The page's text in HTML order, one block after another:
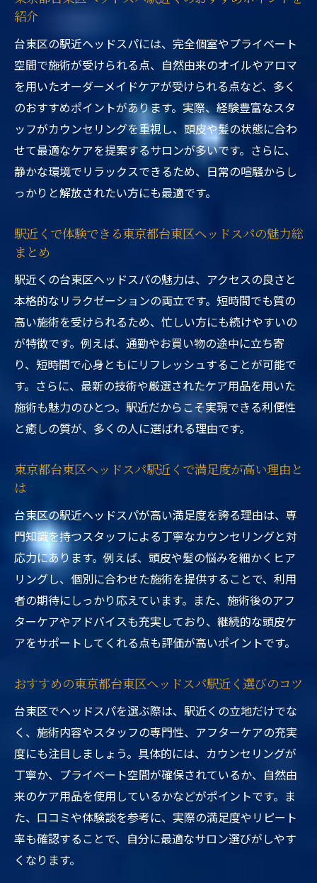
紹介
台東区の駅近ヘッドスパには、完全個室やプライベート
空間で施術が受けられる点、自然由来のオイルやアロマ
を用いたオーダーメイドケアが受けられる点など、多く
のおすすめポイントがあります。実際、経験豊富なスタ
ッフがカウンセリングを重視し、頭皮や髪の状態に合わ
せて最適なケアを提案するサロンが多いです。さらに、
静かな環境でリラックスできるため、日常の喧騒からし
っかりと解放されたい方にも最適です。
駅近くで体験できる東京都台東区ヘッドスパの魅力総
まとめ
駅近くの台東区ヘッドスパの魅力は、アクセスの良さと
本格的なリラクゼーションの両立です。短時間でも質の
高い施術を受けられるため、忙しい方にも続けやすいの
が特徴です。例えば、通勤やお買い物の途中に立ち寄
り、短時間で心身ともにリフレッシュすることが可能で
す。さらに、最新の技術や厳選されたケア用品を用いた
施術も魅力のひとつ。駅近だからこそ実現できる利便性
と癒しの質が、多くの人に選ばれる理由です。
東京都台東区ヘッドスパ駅近くで満足度が高い理由と
は
台東区の駅近ヘッドスパが高い満足度を誇る理由は、専
門知識を持つスタッフによる丁寧なカウンセリングと対
応力にあります。例えば、頭皮や髪の悩みを細かくヒア
リングし、個別に合わせた施術を提供することで、利用
者の期待にしっかり応えています。また、施術後のアフ
ターケアやアドバイスも充実しており、継続的な頭皮ケ
アをサポートしてくれる点も評価が高いポイントです。
おすすめの東京都台東区ヘッドスパ駅近く選びのコツ
台東区でヘッドスパを選ぶ際は、駅近くの立地だけでな
く、施術内容やスタッフの専門性、アフターケアの充実
度にも注目しましょう。具体的には、カウンセリングが
丁寧か、プライベート空間が確保されているか、自然由
来のケア用品を使用しているかなどがポイントです。ま
た、口コミや体験談を参考に、実際の満足度やリピート
率も確認することで、自分に最適なサロン選びがしやす
くなります。